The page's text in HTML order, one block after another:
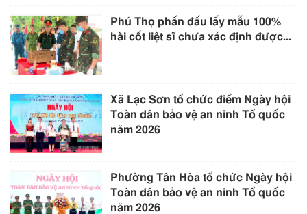
Phú Thọ phấn đấu lấy mẫu 100%
hài cốt liệt sĩ chưa xác định được...
Xã Lạc Sơn tổ chức điểm Ngày hội
Toàn dân bảo vệ an ninh Tổ quốc
năm 2026
Phường Tân Hòa tổ chức Ngày hội
Toàn dân bảo vệ an ninh Tổ quốc
năm 2026